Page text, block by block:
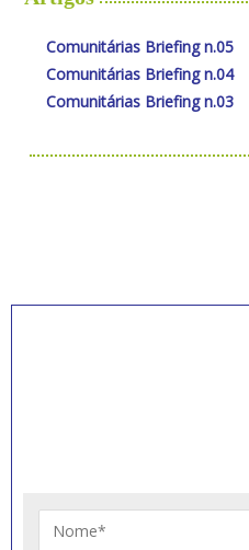
Comunitárias Briefing n.05
Comunitárias Briefing n.04
Comunitárias Briefing n.03